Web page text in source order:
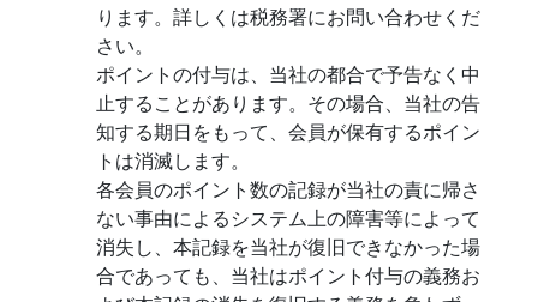
ります。詳しくは税務署にお問い合わせくだ
さい。
ポイントの付与は、当社の都合で予告なく中
止することがあります。その場合、当社の告
知する期日をもって、会員が保有するポイン
トは消滅します。
各会員のポイント数の記録が当社の責に帰さ
ない事由によるシステム上の障害等によって
消失し、本記録を当社が復旧できなかった場
合であっても、当社はポイント付与の義務お